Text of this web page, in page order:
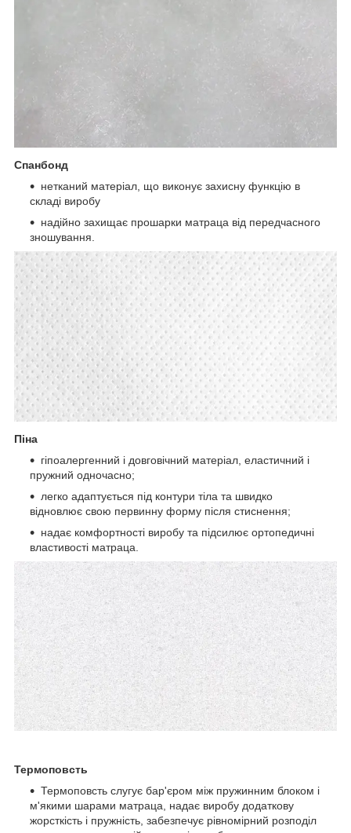
Спанбонд
нетканий матеріал, що виконує захисну функцію в
складі виробу
надійно захищає прошарки матраца від передчасного
зношування.
Піна
гіпоалергенний і довговічний матеріал, еластичний і
пружний одночасно;
легко адаптується під контури тіла та швидко
відновлює свою первинну форму після стиснення;
надає комфортності виробу та підсилює ортопедичні
властивості матраца.
Термоповсть
Термоповсть слугує бар'єром між пружинним блоком і
м'якими шарами матраца, надає виробу додаткову
жорсткість і пружність, забезпечує рівномірний розподіл